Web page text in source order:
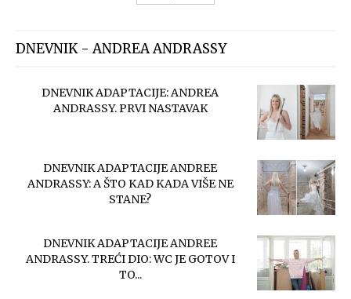
DNEVNIK - ANDREA ANDRASSY
DNEVNIK ADAPTACIJE: ANDREA
ANDRASSY. PRVI NASTAVAK
DNEVNIK ADAPTACIJE ANDREE
ANDRASSY: A ŠTO KAD KADA VIŠE NE
STANE?
DNEVNIK ADAPTACIJE ANDREE
ANDRASSY. TREĆI DIO: WC JE GOTOV I
TO...